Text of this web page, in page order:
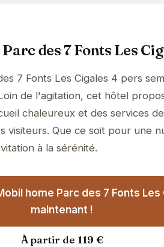
des 7 Fonts Les
7 Fonts Les Cigales 4 pers
de l'agitation, cet hôtel
chaleureux et des services
Que ce soit pour une
à la sérénité.
home Parc des 7 Fonts
maintenant !
À partir de 119 €